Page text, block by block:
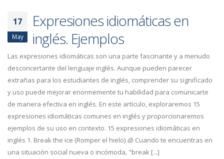
17
May
Expresiones idiomáticas en
inglés. Ejemplos
Las expresiones idiomáticas son una parte fascinante y a menudo
desconcertante del lenguaje inglés. Aunque pueden parecer
extrañas para los estudiantes de inglés, comprender su significado
y uso puede mejorar enormemente tu habilidad para comunicarte
de manera efectiva en inglés. En este artículo, exploraremos 15
expresiones idiomáticas comunes en inglés y proporcionaremos
ejemplos de su uso en contexto. 15 expresiones idiomáticas en
inglés 1. Break the ice (Romper el hielo) 🧊 Cuando te encuentras en
una situación social nueva o incómoda, "break [...]